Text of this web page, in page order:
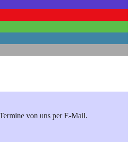
von uns per E-Mail.